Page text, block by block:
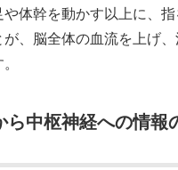
体幹を動かす以上に、
、脳全体の血流を上げ
ら中枢神経への情報